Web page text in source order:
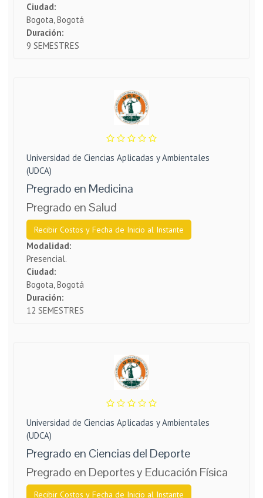
Ciudad:
Bogota, Bogotá
Duración:
9 SEMESTRES
Universidad de Ciencias Aplicadas y Ambientales
(UDCA)
Pregrado en Medicina
Pregrado en Salud
Recibir Costos y Fecha de Inicio al Instante
Modalidad:
Presencial.
Ciudad:
Bogota, Bogotá
Duración:
12 SEMESTRES
Universidad de Ciencias Aplicadas y Ambientales
(UDCA)
Pregrado en Ciencias del Deporte
Pregrado en Deportes y Educación Física
Recibir Costos y Fecha de Inicio al Instante